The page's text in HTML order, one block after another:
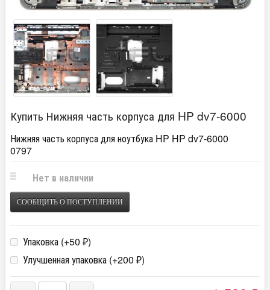
Купить Нижняя часть корпуса для HP dv7-6000
Нижняя часть корпуса для ноутбука HP HP dv7-6000
0797
Нет в наличии
СООБЩИТЬ О ПОСТУПЛЕНИИ
Упаковка (+50 ₽)
Улучшенная упаковка (+200 ₽)